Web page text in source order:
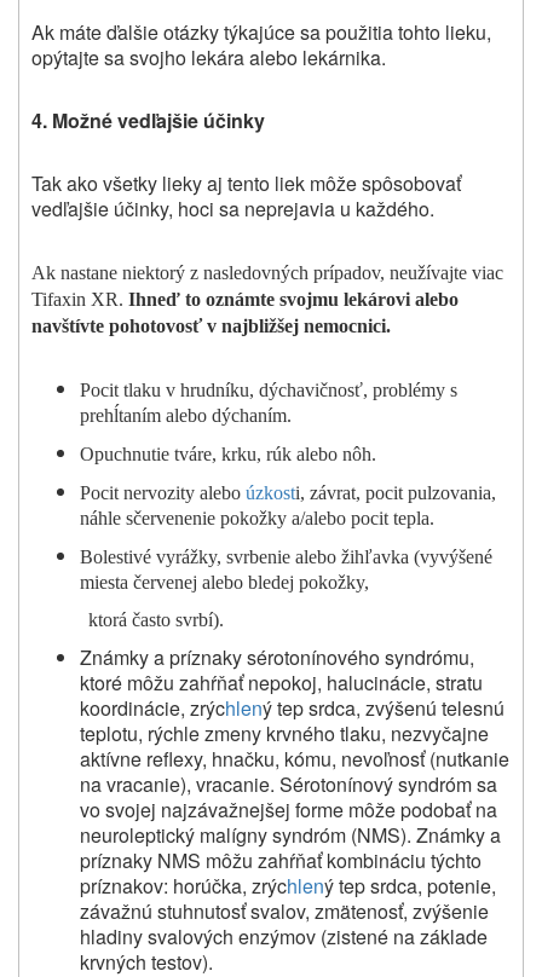
Ak máte ďalšie otázky týkajúce sa použitia tohto lieku,
opýtajte sa svojho lekára alebo lekárnika.
4. Možné vedľajšie účinky
Tak ako všetky lieky aj tento liek môže spôsobovať
vedľajšie účinky, hoci sa neprejavia u každého.
Ak nastane niektorý z nasledovných prípadov, neužívajte viac
Tifaxin XR. Ihneď to oznámte svojmu lekárovi alebo
navštívte pohotovosť v najbližšej nemocnici.
Pocit tlaku v hrudníku, dýchavičnosť, problémy s
prehĺtaním alebo dýchaním.
Opuchnutie tváre, krku, rúk alebo nôh.
Pocit nervozity alebo úzkosti, závrat, pocit pulzovania,
náhle sčervenenie pokožky a/alebo pocit tepla.
Bolestivé vyrážky, svrbenie alebo žihľavka (vyvýšené
miesta červenej alebo bledej pokožky,
ktorá často svrbí).
Známky a príznaky sérotonínového syndrómu,
ktoré môžu zahŕňať nepokoj, halucinácie, stratu
koordinácie, zrýchlený tep srdca, zvýšenú telesnú
teplotu, rýchle zmeny krvného tlaku, nezvyčajne
aktívne reflexy, hnačku, kómu, nevoľnosť (nutkanie
na vracanie), vracanie. Sérotonínový syndróm sa
vo svojej najzávažnejšej forme môže podobať na
neuroleptický malígny syndróm (NMS). Známky a
príznaky NMS môžu zahŕňať kombináciu týchto
príznakov: horúčka, zrýchlený tep srdca, potenie,
závažnú stuhnutosť svalov, zmätenosť, zvýšenie
hladiny svalových enzýmov (zistené na základe
krvných testov).